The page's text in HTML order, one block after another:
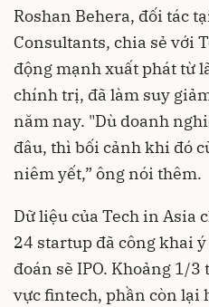
Roshan Behera, đối tác
Consultants, chia sẻ với
động mạnh xuất phát từ
chính trị, đã làm suy
năm nay. "Dù doanh
đâu, thì bối cảnh khi đó
niêm yết,” ông nói thêm.
Dữ liệu của Tech in Asia
24 startup đã công khai
đoán sẽ IPO. Khoảng 1/
vực fintech, phần còn lại